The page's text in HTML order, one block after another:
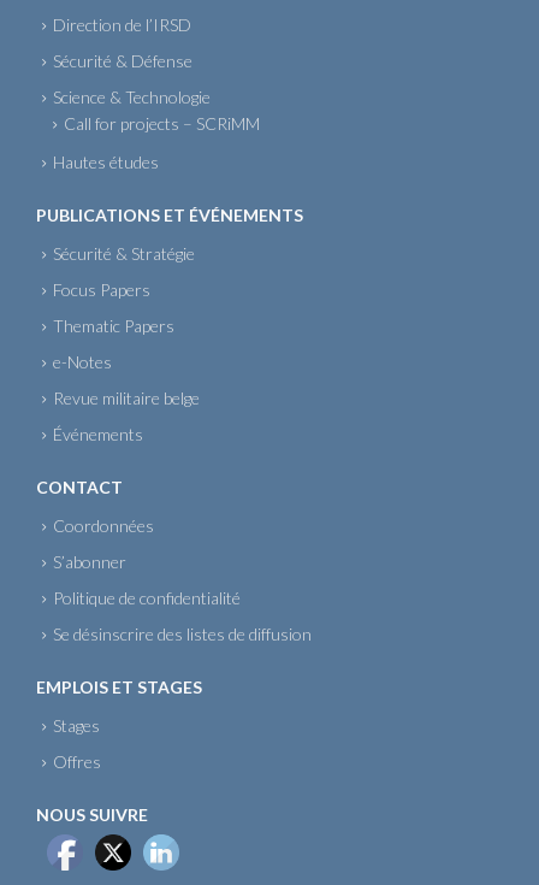
Direction de l’IRSD
Sécurité & Défense
Science & Technologie
Call for projects – SCRiMM
Hautes études
PUBLICATIONS ET ÉVÉNEMENTS
Sécurité & Stratégie
Focus Papers
Thematic Papers
e-Notes
Revue militaire belge
Événements
CONTACT
Coordonnées
S’abonner
Politique de confidentialité
Se désinscrire des listes de diffusion
EMPLOIS ET STAGES
Stages
Offres
NOUS SUIVRE